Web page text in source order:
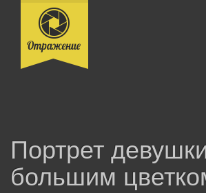
Портрет
большим